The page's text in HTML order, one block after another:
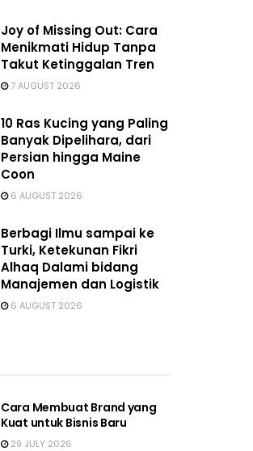
Joy of Missing Out: Cara
Menikmati Hidup Tanpa
Takut Ketinggalan Tren
7 AUGUST 2026
10 Ras Kucing yang Paling
Banyak Dipelihara, dari
Persian hingga Maine
Coon
6 AUGUST 2026
Berbagi Ilmu sampai ke
Turki, Ketekunan Fikri
Alhaq Dalami bidang
Manajemen dan Logistik
6 AUGUST 2026
Cara Membuat Brand yang
Kuat untuk Bisnis Baru
29 JULY 2026